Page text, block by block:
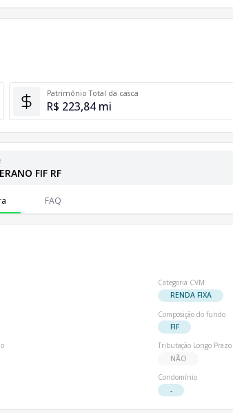
Patrimônio Total da casca
R$ 223,84 mi
FIF RF
FAQ
Categoria CVM
RENDA FIXA
Composição do fundo
FIF
Tributação Longo Prazo
NÃO
Condomínio
-